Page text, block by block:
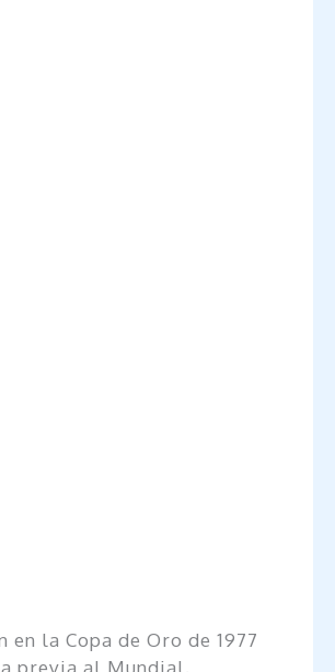
la Copa de Oro de 1977